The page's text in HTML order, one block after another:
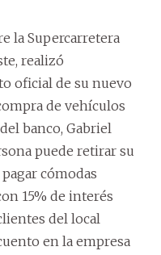
la Supercarretera
realizó
oficial de su nuevo
de vehículos
banco, Gabriel
puede retirar su
cómodas
15% de interés
del local
en la empresa